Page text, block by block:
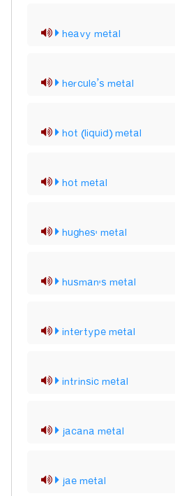
heavy metal
hercule’s metal
hot (liquid) metal
hot metal
hughes' metal
husman's metal
intertype metal
intrinsic metal
jacana metal
jae metal